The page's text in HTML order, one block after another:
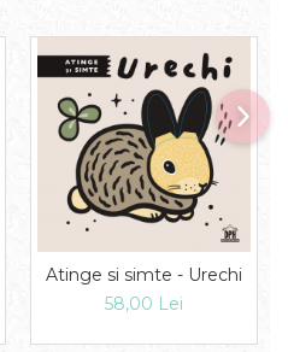
Atinge si simte - Urechi
58,00 Lei